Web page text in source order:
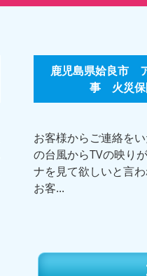
鹿児島県姶良市
事 火災保
お客様からご連絡を
の台風からTVの映り
ナを見て欲しいと言わ
お客...